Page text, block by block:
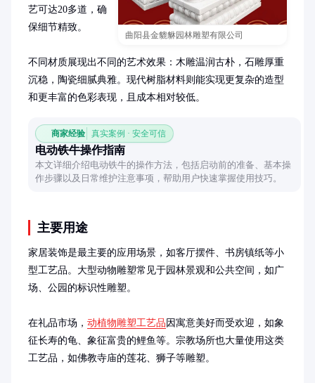
曲阳县金貔貅园林雕塑有限公司
艺可达20多道，确
保细节精致。
不同材质展现出不同的艺术效果：木雕温润古朴，石雕厚重
沉稳，陶瓷细腻典雅。现代树脂材料则能实现更复杂的造型
和更丰富的色彩表现，且成本相对较低。
商家经验 真实案例 · 安全可信
电动铁牛操作指南
本文详细介绍电动铁牛的操作方法，包括启动前的准备、基本操
作步骤以及日常维护注意事项，帮助用户快速掌握使用技巧。
主要用途
家居装饰是最主要的应用场景，如客厅摆件、书房镇纸等小
型工艺品。大型动物雕塑常见于园林景观和公共空间，如广
场、公园的标识性雕塑。
在礼品市场， 动植物雕塑工艺品 因寓意美好而受欢迎，如象
征长寿的龟、象征富贵的鲤鱼等。宗教场所也大量使用这类
工艺品，如佛教寺庙的莲花、狮子等雕塑。